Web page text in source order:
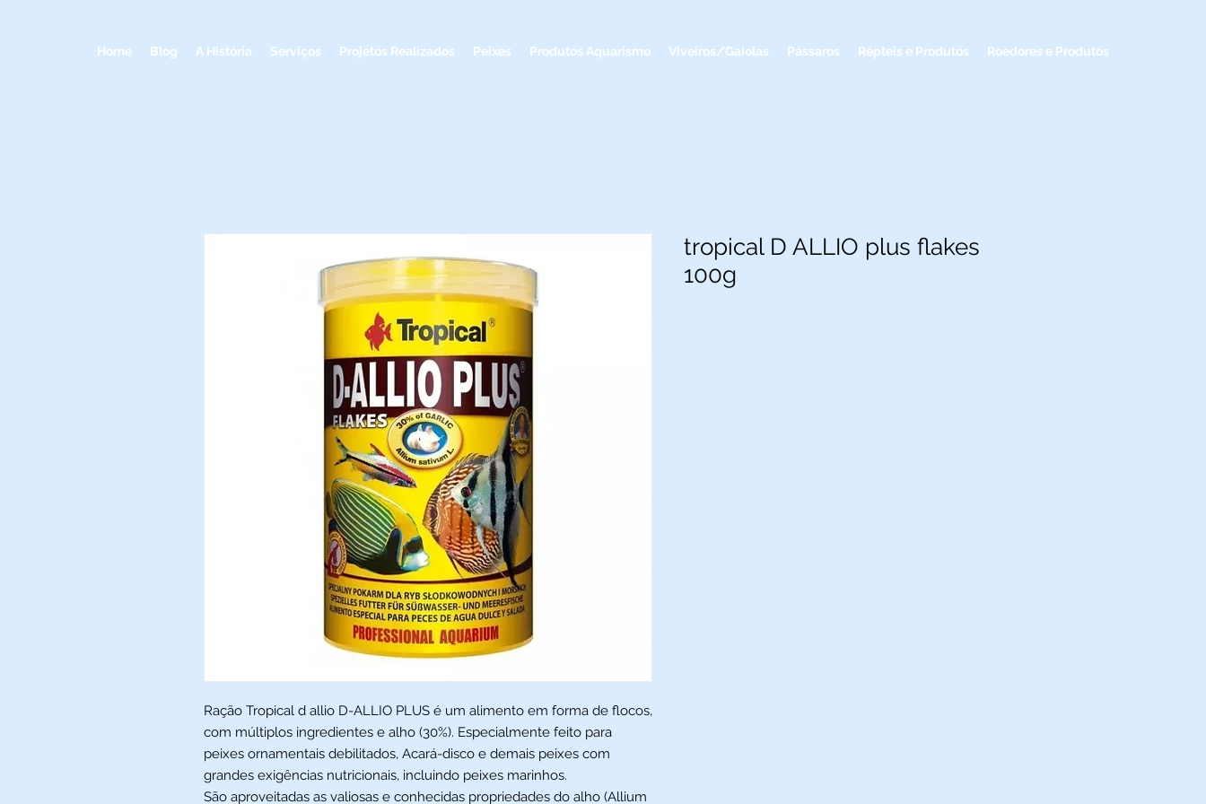
Home Blog A História Serviços Projetos Realizados Peixes Produtos Aquarismo Viveiros/Gaiolas Pássaros Répteis e Produtos Roedores e Produtos
Ração Tropical d allio D-ALLIO PLUS é um alimento em forma de flocos,
com múltiplos ingredientes e alho (30%). Especialmente feito para
peixes ornamentais debilitados, Acará-disco e demais peixes com
grandes exigências nutricionais, incluindo peixes marinhos.
São aproveitadas as valiosas e conhecidas propriedades do alho (Allium
tropical D ALLIO plus flakes
100g